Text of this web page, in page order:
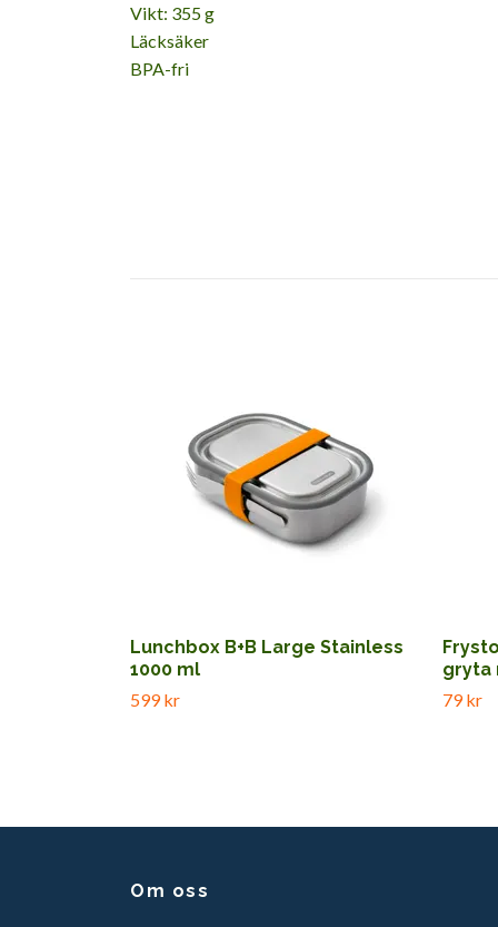
Vikt: 355 g
Läcksäker
BPA-fri
Lunchbox B+B Large Stainless
1000 ml
599 kr
gryta
79 kr
Om oss